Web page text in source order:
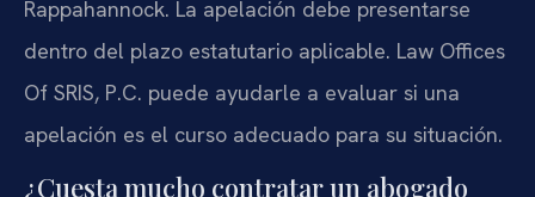
Rappahannock. La apelación debe presentarse
dentro del plazo estatutario aplicable. Law Offices
Of SRIS, P.C. puede ayudarle a evaluar si una
apelación es el curso adecuado para su situación.
¿Cuesta mucho contratar un abogado